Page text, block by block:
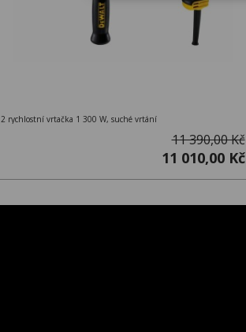
2 rychlostní vrtačka 1 300 W, suché vrtání
11 390,00 Kč
11 010,00 Kč